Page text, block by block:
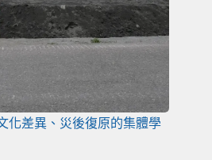
化差異、災後復原的集體學